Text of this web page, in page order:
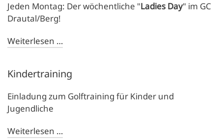
Jeden Montag: Der wöchentliche "Ladies Day" im GC
Drautal/Berg!
Weiterlesen …
Kindertraining
Einladung zum Golftraining für Kinder und
Jugendliche
Weiterlesen …